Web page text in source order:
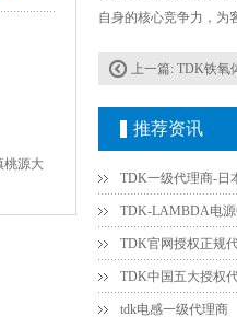
桃源大
自身的核心竞争力，为
上一篇: TDK铁氧
推荐资讯
TDK-LAMBDA电源
TDK官网授权正规
tdk电感一级代理商